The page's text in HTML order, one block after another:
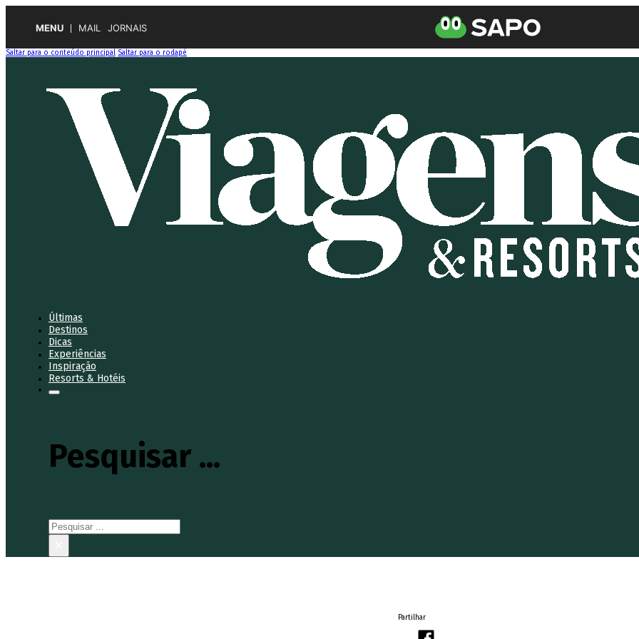
MENU MAIL JORNAIS
Saltar para o conteúdo principal Saltar para o rodapé
Últimas
Destinos
Dicas
Experiências
Inspiração
Resorts & Hotéis
Pesquisar ...
Pesquisar
Partilhar